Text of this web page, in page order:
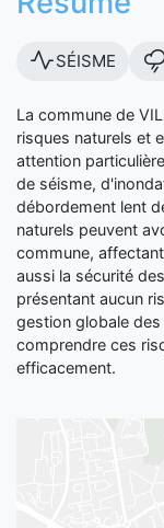
SÉISME
La commune de
risques naturels et
attention
de séisme,
débordement lent
naturels peuvent
commune,
aussi la sécurité
présentant aucun
gestion globale
comprendre ces
efficacement.